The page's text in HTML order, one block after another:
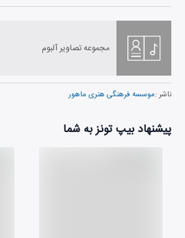
مجموعه تصاویر آلبوم
ناشر :موسسه فرهنگی هنری ماهور
پیشنهاد بیپ تونز به شما